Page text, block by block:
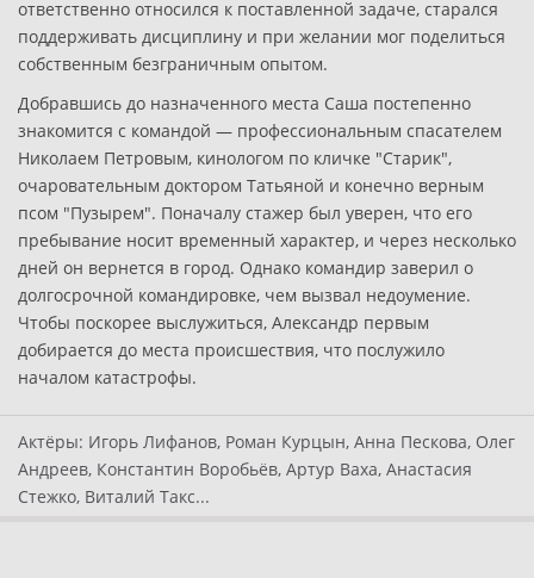
ответственно относился к поставленной задаче, старался
поддерживать дисциплину и при желании мог поделиться
собственным безграничным опытом.
Добравшись до назначенного места Саша постепенно
знакомится с командой — профессиональным спасателем
Николаем Петровым, кинологом по кличке "Старик",
очаровательным доктором Татьяной и конечно верным
псом "Пузырем". Поначалу стажер был уверен, что его
пребывание носит временный характер, и через несколько
дней он вернется в город. Однако командир заверил о
долгосрочной командировке, чем вызвал недоумение.
Чтобы поскорее выслужиться, Александр первым
добирается до места происшествия, что послужило
началом катастрофы.
Актёры: Игорь Лифанов, Роман Курцын, Анна Пескова, Олег
Андреев, Константин Воробьёв, Артур Ваха, Анастасия
Стежко, Виталий Такс...